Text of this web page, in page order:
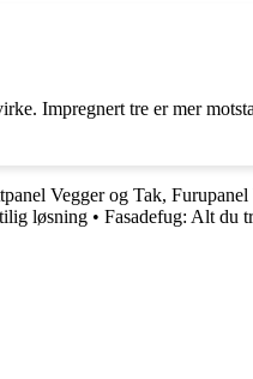
Impregnert tre er mer
Vegger og Tak,
løsning • Fasadefug: Alt du